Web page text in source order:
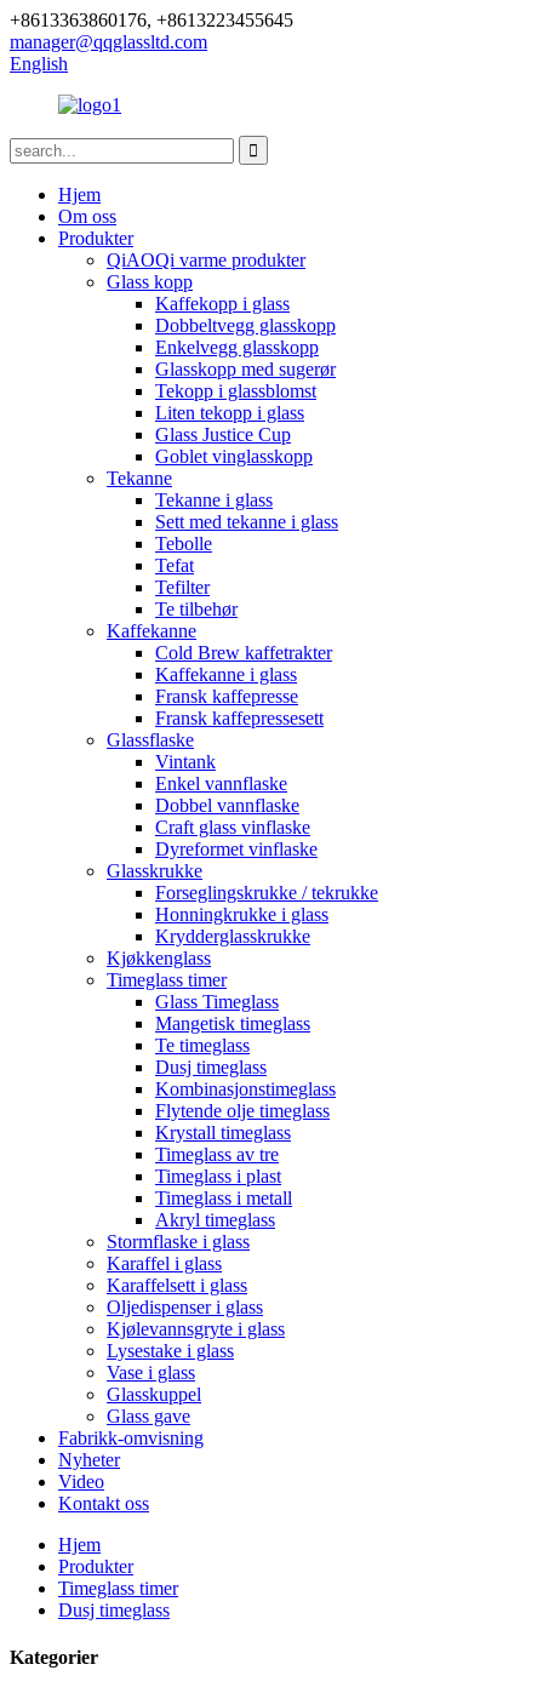
+8613363860176, +8613223455645
manager@qqglassltd.com
English
Hjem
Om oss
Produkter
QiAOQi varme produkter
Glass kopp
Kaffekopp i glass
Dobbeltvegg glasskopp
Enkelvegg glasskopp
Glasskopp med sugerør
Tekopp i glassblomst
Liten tekopp i glass
Glass Justice Cup
Goblet vinglasskopp
Tekanne
Tekanne i glass
Sett med tekanne i glass
Tebolle
Tefat
Tefilter
Te tilbehør
Kaffekanne
Cold Brew kaffetrakter
Kaffekanne i glass
Fransk kaffepresse
Fransk kaffepressesett
Glassflaske
Vintank
Enkel vannflaske
Dobbel vannflaske
Craft glass vinflaske
Dyreformet vinflaske
Glasskrukke
Forseglingskrukke / tekrukke
Honningkrukke i glass
Krydderglasskrukke
Kjøkkenglass
Timeglass timer
Glass Timeglass
Mangetisk timeglass
Te timeglass
Dusj timeglass
Kombinasjonstimeglass
Flytende olje timeglass
Krystall timeglass
Timeglass av tre
Timeglass i plast
Timeglass i metall
Akryl timeglass
Stormflaske i glass
Karaffel i glass
Karaffelsett i glass
Oljedispenser i glass
Kjølevannsgryte i glass
Lysestake i glass
Vase i glass
Glasskuppel
Glass gave
Fabrikk-omvisning
Nyheter
Video
Kontakt oss
Hjem
Produkter
Timeglass timer
Dusj timeglass
Kategorier